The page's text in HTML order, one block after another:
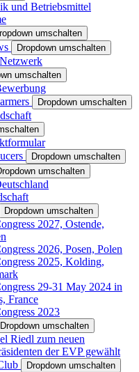
und Betriebsmittel
umschalten
Dropdown umschalten
umschalten
Dropdown umschalten
Dropdown umschalten
umschalten
Dropdown umschalten
2027, Ostende,
2026, Posen, Polen
2025, Kolding,
29-31 May 2024 in
France
2023
Dropdown umschalten
Riedl zum neuen
der EVP gewählt
Dropdown umschalten